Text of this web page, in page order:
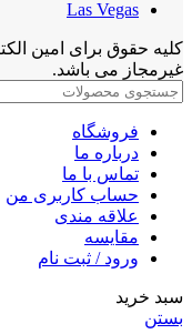
Las Vegas
کلیه حقوق برای امین
غیرمجاز می باشد.
فروشگاه
درباره ما
تماس با ما
حساب کاربری من
علاقه مندی
مقايسه
ورود / ثبت نام
سبد خرید
بستن